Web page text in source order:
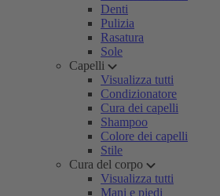
Denti
Pulizia
Rasatura
Sole
Capelli
Visualizza tutti
Condizionatore
Cura dei capelli
Shampoo
Colore dei capelli
Stile
Cura del corpo
Visualizza tutti
Mani e piedi